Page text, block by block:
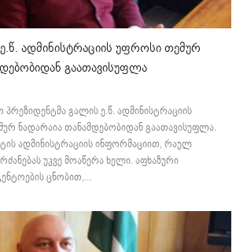
ადმინისტრაციის უფროსი თემურ
გაათავისუფლა
გალის ე.წ. ადმინისტრაციის
ნადარაია თანამდებობიდან გაათავისუფლა.
ადმინისტრაციის ინფორმაციით, რაულ
უკვე მოაწერა ხელი. აფხაზური
ცნობით,...